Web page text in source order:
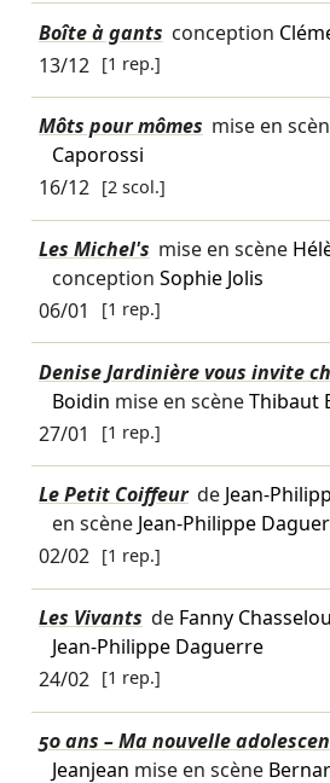
Boîte à gants conception
13/12 [1 rep.]
Môts pour mômes mise en
Caporossi
16/12 [2 scol.]
Les Michel's mise en scène
conception Sophie Jolis
06/01
[1 rep.]
Denise Jardinière vous invite
Boidin mise en scèneThibaut
27/01
[1 rep.]
Le Petit Coiffeur de Jean-
en scène Jean-Philippe
02/02 [1 rep.]
Les Vivants de Fanny
Jean-Philippe Daguerre
24/02 [1 rep.]
50 ans – Ma nouvelle
Jeanjean mise en scène